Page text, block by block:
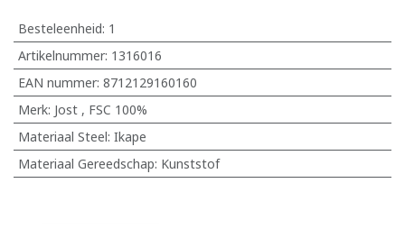
Besteleenheid: 1
Artikelnummer: 1316016
EAN nummer: 8712129160160
Merk: Jost, FSC 100%
Materiaal Steel: Ikape
Materiaal Gereedschap: Kunststof